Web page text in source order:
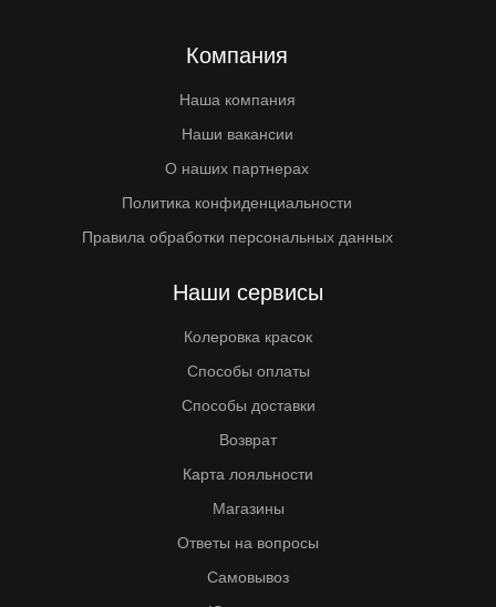
Компания
Наша компания
Наши вакансии
О наших партнерах
Политика конфиденциальности
Правила обработки персональных данных
Наши сервисы
Колеровка красок
Способы оплаты
Способы доставки
Возврат
Карта лояльности
Магазины
Ответы на вопросы
Самовывоз